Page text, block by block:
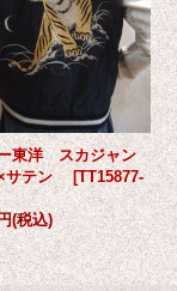
東洋 スカジャン
サテン [TT15877-
(税込)